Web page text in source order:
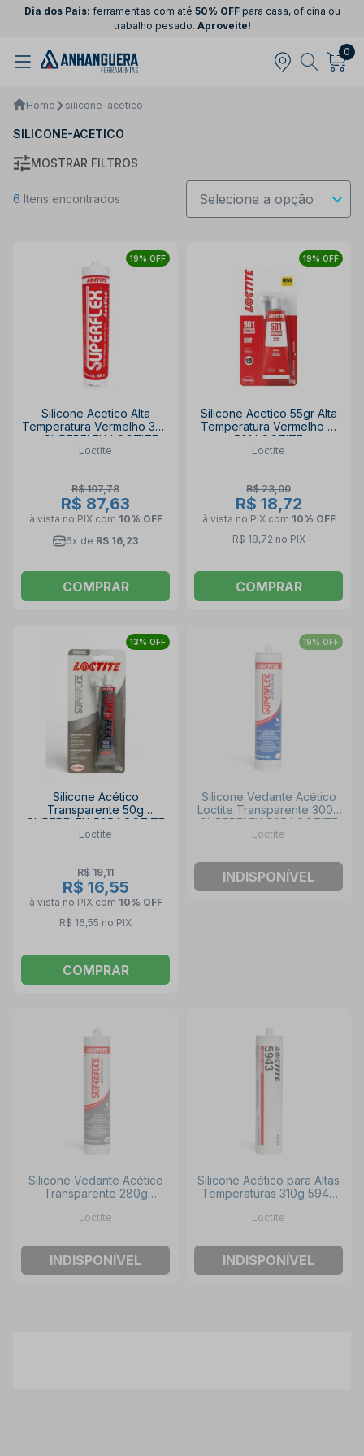
Dia dos Pais: ferramentas com até 50% OFFpara casa, oficina ou
trabalho pesado. Aproveite!
0
Home silicone-acetico
SILICONE-ACETICO
MOSTRAR FILTROS
6 Itens encontrados
19% OFF
Silicone Acetico Alta
Temperatura Vermelho 300
g SUPERFLEX LOCTITE
Loctite
R$ 107,78
R$ 87,63
à vista no PIX com 10% OFF
6x de R$ 16,23
COMPRAR
19% OFF
Silicone Acetico 55gr Alta
Temperatura Vermelho SI
501 LOCTITE
Loctite
R$ 23,00
R$ 18,72
à vista no PIX com 10% OFF
R$ 18,72 no PIX
COMPRAR
13% OFF
Silicone Acético
Transparente 50g
SUPERFLEX 585 LOCTITE
Loctite
R$ 19,11
R$ 16,55
à vista no PIX com 10% OFF
R$ 16,55 no PIX
COMPRAR
19% OFF
Silicone Vedante Acético
Loctite Transparente 300g
SUPERFLEX 595 LOCTITE
Loctite
INDISPONÍVEL
Silicone Vedante Acético
Transparente 280g
SUPERFLEX 585 LOCTITE
Loctite
INDISPONÍVEL
Silicone Acético para Altas
Temperaturas 310g 5943
LOCTITE
Loctite
INDISPONÍVEL